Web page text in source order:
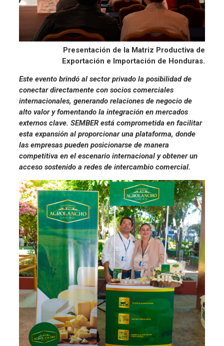
Presentación de la Matriz Productiva de
Exportación e Importación de Honduras.
Este evento brindó al sector privado la posibilidad de
conectar directamente con socios comerciales
internacionales, generando relaciones de negocio de
alto valor y fomentando la integración en mercados
externos clave. SEMBER está comprometida en facilitar
esta expansión al proporcionar una plataforma, donde
las empresas pueden posicionarse de manera
competitiva en el escenario internacional y obtener un
acceso sostenido a redes de intercambio comercial.